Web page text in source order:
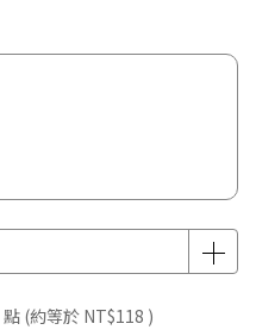
點 (約等於 NT$118 )